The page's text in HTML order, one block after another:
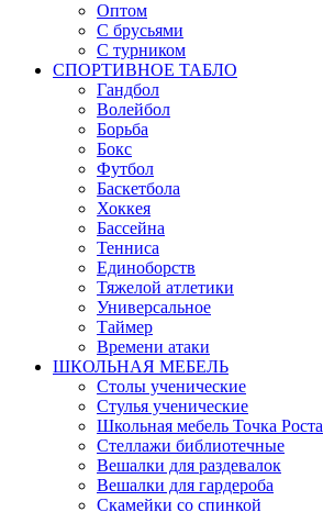
Оптом
С брусьями
С турником
СПОРТИВНОЕ ТАБЛО
Гандбол
Волейбол
Борьба
Бокс
Футбол
Баскетбола
Хоккея
Бассейна
Тенниса
Единоборств
Тяжелой атлетики
Универсальное
Таймер
Времени атаки
ШКОЛЬНАЯ МЕБЕЛЬ
Столы ученические
Стулья ученические
Школьная мебель Точка Роста
Стеллажи библиотечные
Вешалки для раздевалок
Вешалки для гардероба
Скамейки со спинкой